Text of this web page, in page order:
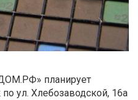
планирует
по ул. Хлебозаводской, 16а